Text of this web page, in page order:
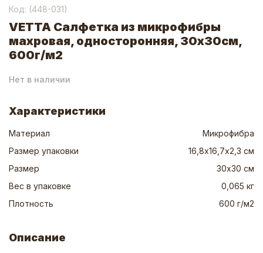
Код: (448-031)
VETTA Салфетка из микрофибры
махровая, односторонняя, 30х30см,
600г/м2
Нет в наличии
Характеристики
Материал
Микрофибра
Размер упаковки
16,8х16,7х2,3 см
Размер
30х30 см
Вес в упаковке
0,065 кг
Плотность
600 г/м2
Описание